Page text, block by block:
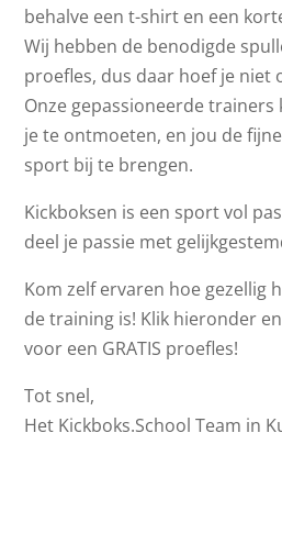
behalve een t-shirt en een
Wij hebben de benodigde
proefles, dus daar hoef je niet
Onze gepassioneerde
je te ontmoeten, en jou de
sport bij te brengen.
Kickboksen is een sport vol
deel je passie met
Kom zelf ervaren hoe gezellig
de training is! Klik hieronder
voor een GRATIS proefles!
Tot snel,
Het Kickboks.School Team in